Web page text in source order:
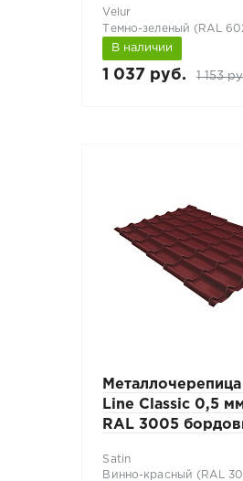
Velur
Темно-зеленый (RAL
В наличии
1 037 руб. 1 153
Металлочерепица
Line Classic 0,5
RAL 3005
Satin
Винно-красный (RAL